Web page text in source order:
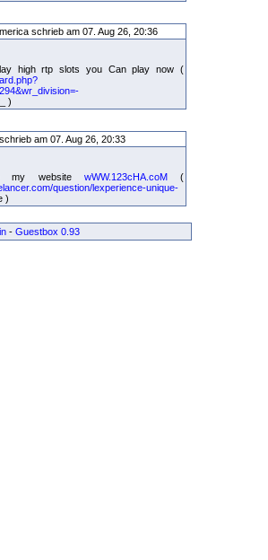
schrieb am 07. Aug 26, 20:36
high rtp slots you Can play now (
)
am 07. Aug 26, 20:33
my website wWW.123cHA.coM(
question/lexperience-unique-
)
- Guestbox 0.93